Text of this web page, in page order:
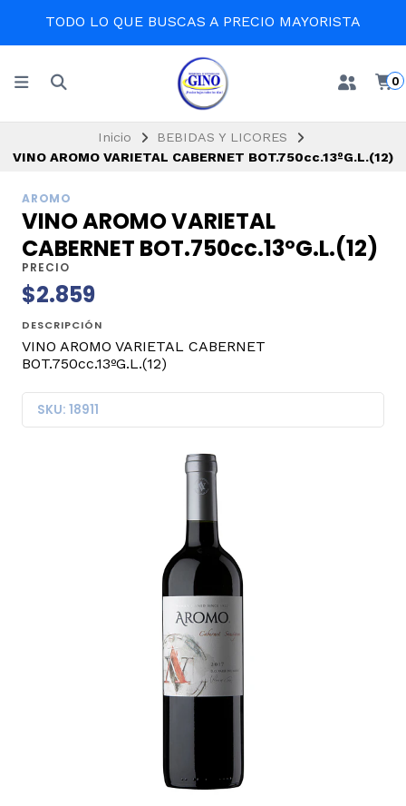
TODO LO QUE BUSCAS A PRECIO MAYORISTA
0
Inicio
BEBIDAS Y LICORES
VINO AROMO VARIETAL CABERNET BOT.750cc.13ºG.L.(12)
AROMO
VINO AROMO VARIETAL
CABERNET BOT.750cc.13ºG.L.(12)
PRECIO
$2.859
DESCRIPCIÓN
VINO AROMO VARIETAL CABERNET
BOT.750cc.13ºG.L.(12)
SKU: 18911